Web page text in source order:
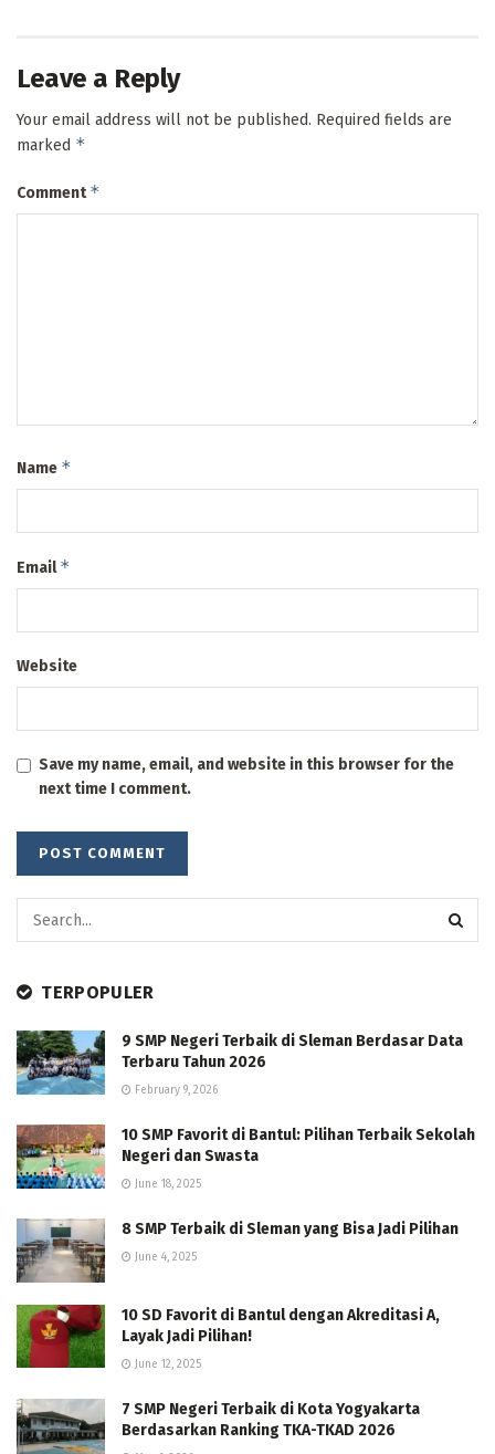
Leave a Reply
Your email address will not be published. Required fields are
marked *
Comment*
Name *
Email*
Website
Save my name, email, and website in this browser for the
next time I comment.
TERPOPULER
9 SMP Negeri Terbaik di Sleman Berdasar Data
Terbaru Tahun 2026
February 9, 2026
10 SMP Favorit di Bantul: Pilihan Terbaik Sekolah
Negeri dan Swasta
June 18, 2025
8 SMP Terbaik di Sleman yang Bisa Jadi Pilihan
June 4, 2025
10 SD Favorit di Bantul dengan Akreditasi A,
Layak Jadi Pilihan!
June 12, 2025
7 SMP Negeri Terbaik di Kota Yogyakarta
Berdasarkan Ranking TKA-TKAD 2026